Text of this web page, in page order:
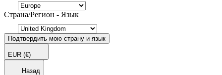
Страна/Регион - Язык
Подтвердить мою страну и язык
EUR (€)
Назад